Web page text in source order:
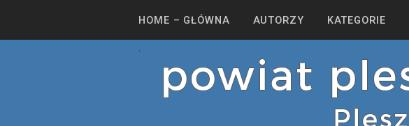
HOME – GŁÓWNA AUTORZY KATEGORIE